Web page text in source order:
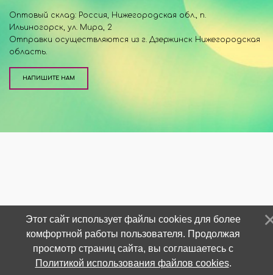
Оптовый склад: Россия, Нижегородская обл., п.
Ильиногорск, ул. Мира, 2
Отправки осуществляются из г. Дзержинск Нижегородская
область.
НАПИШИТЕ НАМ
Этот сайт использует файлы cookies для более
комфортной работы пользователя. Продолжая
просмотр страниц сайта, вы соглашаетесь с
Политикой использования файлов cookies.